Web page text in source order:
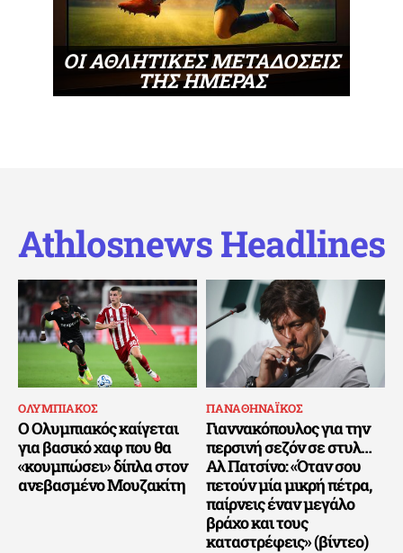
ΟΙ ΑΘΛΗΤΙΚΕΣ ΜΕΤΑΔΟΣΕΙΣ
ΤΗΣ ΗΜΕΡΑΣ
Athlosnews Headlines
ΟΛΥΜΠΙΑΚΟΣ
Ο Ολυμπιακός καίγεται
για βασικό χαφ που θα
«κουμπώσει» δίπλα στον
ανεβασμένο Μουζακίτη
ΠΑΝΑΘΗΝΑΪΚΟΣ
Γιαννακόπουλος για την
περσινή σεζόν σε στυλ…
Αλ Πατσίνο: «Όταν σου
πετούν μία μικρή πέτρα,
παίρνεις έναν μεγάλο
βράχο και τους
καταστρέφεις» (βίντεο)